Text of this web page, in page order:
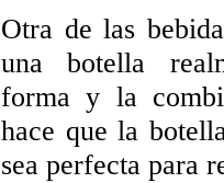
Otra de las
una botella
forma y la
hace que la
sea perfecta para